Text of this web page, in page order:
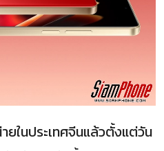
ยในประเทศจีนแล้วตั้งแต่วัน